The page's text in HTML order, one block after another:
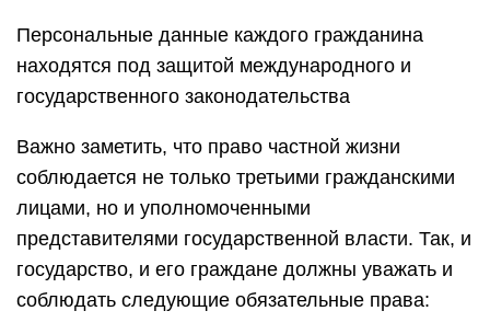
Персональные данные каждого гражданина
находятся под защитой международного и
государственного законодательства
Важно заметить, что право частной жизни
соблюдается не только третьими гражданскими
лицами, но и уполномоченными
представителями государственной власти. Так, и
государство, и его граждане должны уважать и
соблюдать следующие обязательные права: